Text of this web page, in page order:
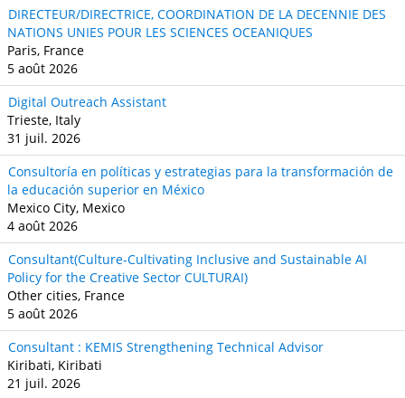
DIRECTEUR/DIRECTRICE, COORDINATION DE LA DECENNIE DES
NATIONS UNIES POUR LES SCIENCES OCEANIQUES
Paris, France
5 août 2026
Digital Outreach Assistant
Trieste, Italy
31 juil. 2026
Consultoría en políticas y estrategias para la transformación de
la educación superior en México
Mexico City, Mexico
4 août 2026
Consultant(Culture-Cultivating Inclusive and Sustainable AI
Policy for the Creative Sector CULTURAI)
Other cities, France
5 août 2026
Consultant : KEMIS Strengthening Technical Advisor
Kiribati, Kiribati
21 juil. 2026